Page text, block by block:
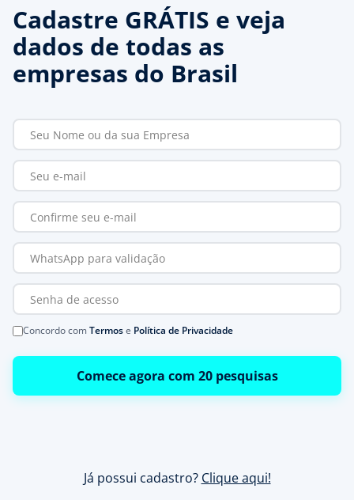
Cadastre GRÁTIS e veja
dados de todas as
empresas do Brasil
Concordo comTermose Política de Privacidade
Comece agora com 20 pesquisas
Já possui cadastro? Clique aqui!